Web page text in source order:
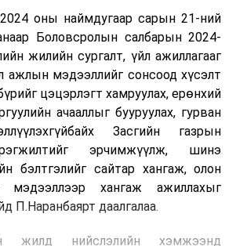
оны наймдугаар сарын 21-ний
Боловсролын салбарын 2024-
жилийн сургалт, үйл ажиллагааг
ажлын мэдээллийг сонсоод хүсэлт
цэцэрлэгт хамруулах, ерөнхий
ачааллыг бууруулах, гурван
Засгийн газрын
эрчимжүүлж, шинэ
бэлтгэлийг сайтар хангаж, олон
мэдээллээр хангаж ажиллахыг
П.Наранбаярт даалгалаа.
жилд нийслэлийн хэмжээнд